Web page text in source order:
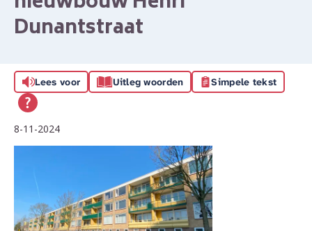
Dunantstraat
Lees voor Uitleg woorden Simpele tekst
8-11-2024